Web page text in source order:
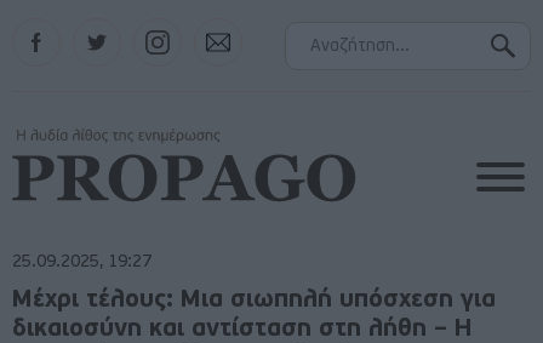
Instagram
25.09.2025, 19:27
Μέχρι τέλους: Μια σιωπηλή υπόσχεση για
δικαιοσύνη και αντίσταση στη λήθη – Η